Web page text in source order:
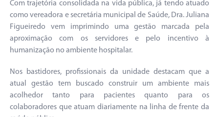
Com trajetória consolidada na vida pública, já tendo atuado
como vereadora e secretária municipal de Saúde, Dra. Juliana
Figueiredo vem imprimindo uma gestão marcada pela
aproximação com os servidores e pelo incentivo à
humanização no ambiente hospitalar.
Nos bastidores, profissionais da unidade destacam que a
atual gestão tem buscado construir um ambiente mais
acolhedor tanto para pacientes quanto para os
colaboradores que atuam diariamente na linha de frente da